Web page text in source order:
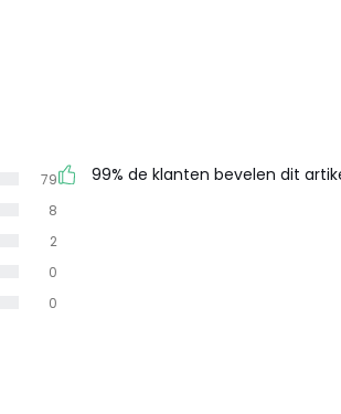
0
0
2
8
79 99% de klanten bevelen dit